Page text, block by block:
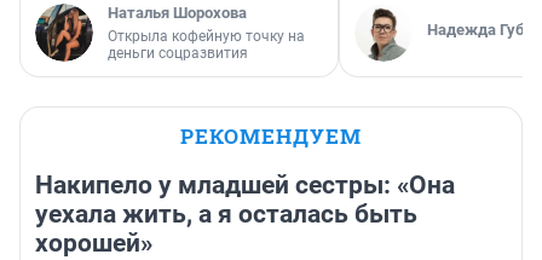
Наталья Шорохова
Открыла кофейную точку на
деньги соцразвития
Надежда
РЕКОМЕНДУЕМ
Накипело у младшей сестры: «Она
уехала жить, а я осталась быть
хорошей»